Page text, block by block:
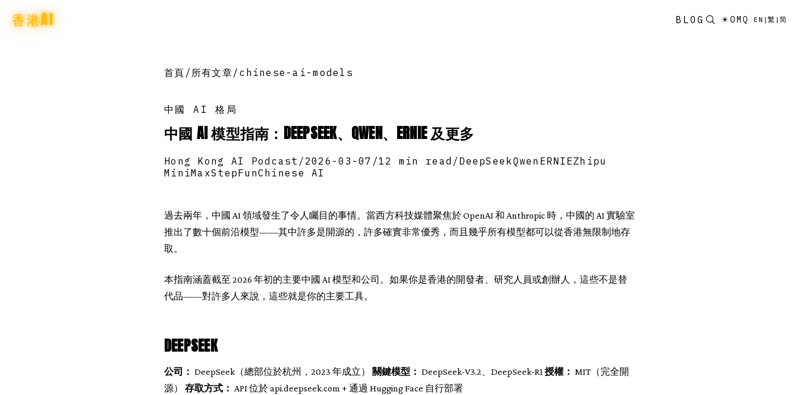
香港AI BLOG ☀OMQ EN |繁 |简
首頁 / 所有文章/ chinese-ai-models
中國 AI 格局
中國 AI 模型指南：DEEPSEEK、QWEN、ERNIE 及更多
Hong Kong AI Podcast / 2026-03-07 /12 min read / DeepSeekQwen ERNIEZhipu
MiniMaxStepFunChinese AI
過去兩年，中國 AI 領域發生了令人矚目的事情。當西方科技媒體聚焦於 OpenAI 和 Anthropic 時，中國的 AI 實驗室
推出了數十個前沿模型——其中許多是開源的，許多確實非常優秀，而且幾乎所有模型都可以從香港無限制地存
取。
本指南涵蓋截至 2026 年初的主要中國 AI 模型和公司。如果你是香港的開發者、研究人員或創辦人，這些不是替
代品——對許多人來說，這些就是你的主要工具。
DEEPSEEK
公司： DeepSeek（總部位於杭州，2023 年成立） 關鍵模型： DeepSeek-V3.2、DeepSeek-R1 授權： MIT（完全開
源） 存取方式： API 位於 api.deepseek.com + 通過 Hugging Face 自行部署